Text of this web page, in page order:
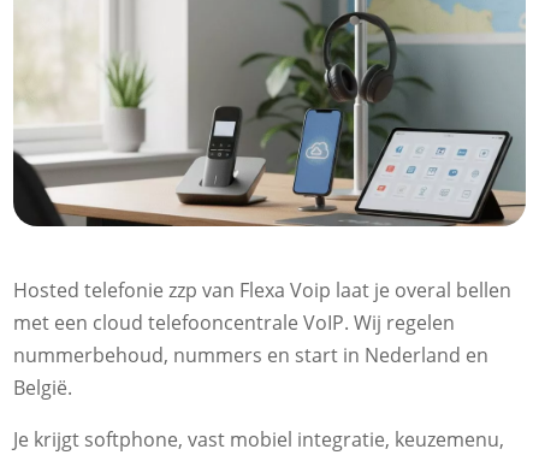
Hosted telefonie zzp van Flexa Voip laat je overal bellen
met een cloud telefooncentrale VoIP. Wij regelen
nummerbehoud, nummers en start in Nederland en
België.
Je krijgt softphone, vast mobiel integratie, keuzemenu,